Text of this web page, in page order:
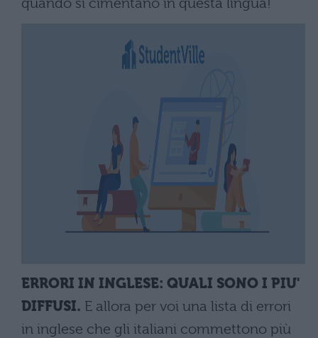
ERRORI IN INGLESE: QUALI SONO I PIU'
DIFFUSI. E allora per voi una lista di errori
in inglese che gli italiani commettono più